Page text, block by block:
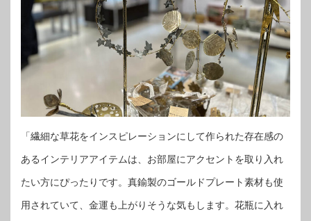
「繊細な草花をインスピレーションにして作られた存在感の
あるインテリアアイテムは、お部屋にアクセントを取り入れ
たい方にぴったりです。真鍮製のゴールドプレート素材も使
用されていて、金運も上がりそうな気もします。花瓶に入れ